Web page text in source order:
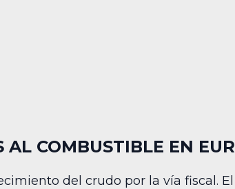
AL COMBUSTIBLE EN
del crudo por la vía fiscal.